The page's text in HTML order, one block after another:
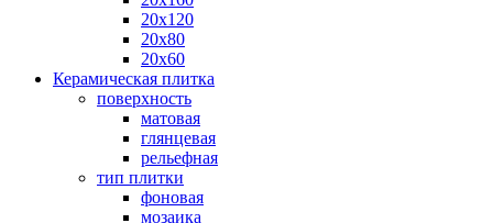
20х120
20х80
20х60
Керамическая плитка
поверхность
матовая
глянцевая
рельефная
тип плитки
фоновая
мозаика